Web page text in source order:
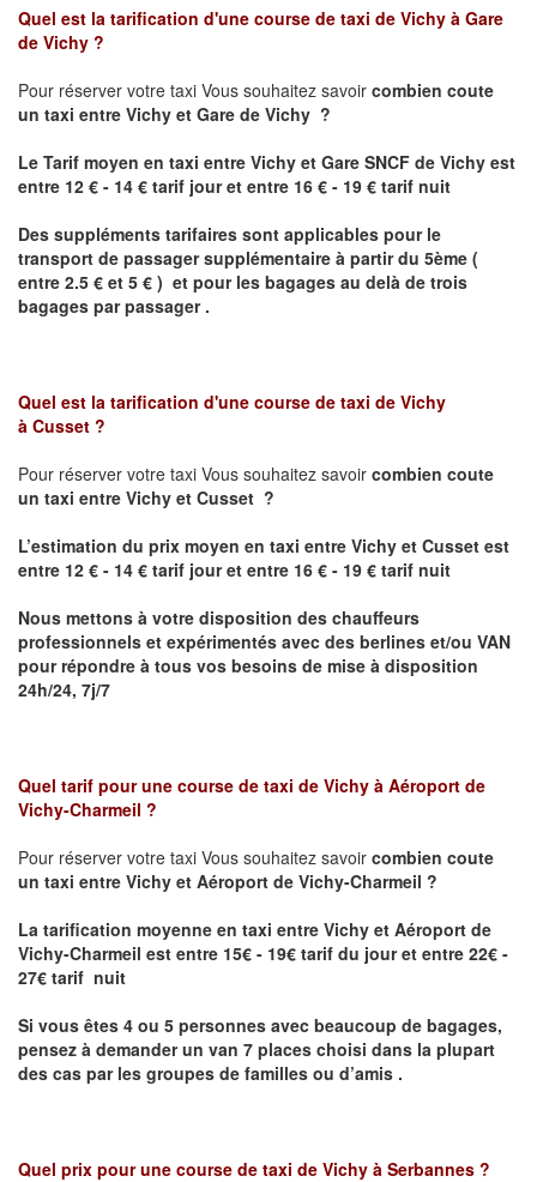
Quel est la tarification d'une course de taxi de Vichy à Gare
de Vichy ?
Pour réserver votre taxi Vous souhaitez savoir combien coute
un taxi entre Vichy et Gare de Vichy ?
Le Tarif moyen en taxi entre Vichy et Gare SNCF de Vichy est
entre 12 € - 14 € tarif jour et entre 16 € - 19 € tarif nuit
Des suppléments tarifaires sont applicables pour le
transport de passager supplémentaire à partir du 5ème (
entre 2.5 € et 5 € ) et pour les bagages au delà de trois
bagages par passager .
Quel est la tarification d'une course de taxi de Vichy
à Cusset ?
Pour réserver votre taxi Vous souhaitez savoir combien coute
un taxi entre Vichy et Cusset ?
L’estimation du prix moyen en taxi entre Vichy et Cusset est
entre 12 € - 14 € tarif jour et entre 16 € - 19 € tarif nuit
Nous mettons à votre disposition des chauffeurs
professionnels et expérimentés avec des berlines et/ou VAN
pour répondre à tous vos besoins de mise à disposition
24h/24, 7j/7
Quel tarif pour une course de taxi de Vichy à Aéroport de
Vichy-Charmeil ?
Pour réserver votre taxi Vous souhaitez savoir combien coute
un taxi entre Vichy et Aéroport de Vichy-Charmeil ?
La tarification moyenne en taxi entre Vichy et Aéroport de
Vichy-Charmeil est entre 15€ - 19€ tarif du jour et entre 22€ -
27€ tarif nuit
Si vous êtes 4 ou 5 personnes avec beaucoup de bagages,
pensez à demander un van 7 places choisi dans la plupart
des cas par les groupes de familles ou d’amis .
Quel prix pour une course de taxi de Vichy à Serbannes ?